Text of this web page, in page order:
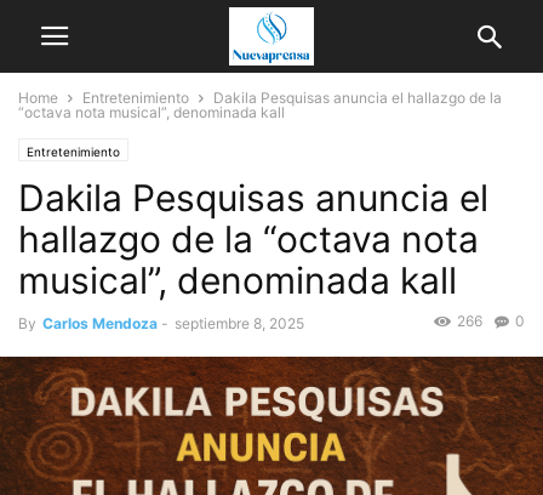
Home Entretenimiento
Dakila Pesquisas anuncia el hallazgo de la
“octava nota musical”, denominada kall
Entretenimiento
Dakila Pesquisas anuncia el
hallazgo de la “octava nota
musical”, denominada kall
By Carlos Mendoza - septiembre 8, 2025 0
266